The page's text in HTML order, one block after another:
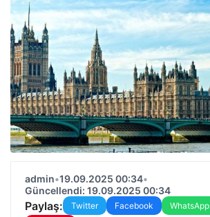
admin•19.09.2025 00:34•
Güncellendi: 19.09.2025 00:34
Paylaş: Twitter Facebook WhatsApp